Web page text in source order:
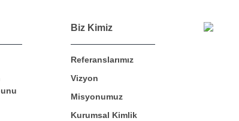
Biz Kimiz
Referanslarımız
Vizyon
Misyonumuz
Kurumsal Kimlik